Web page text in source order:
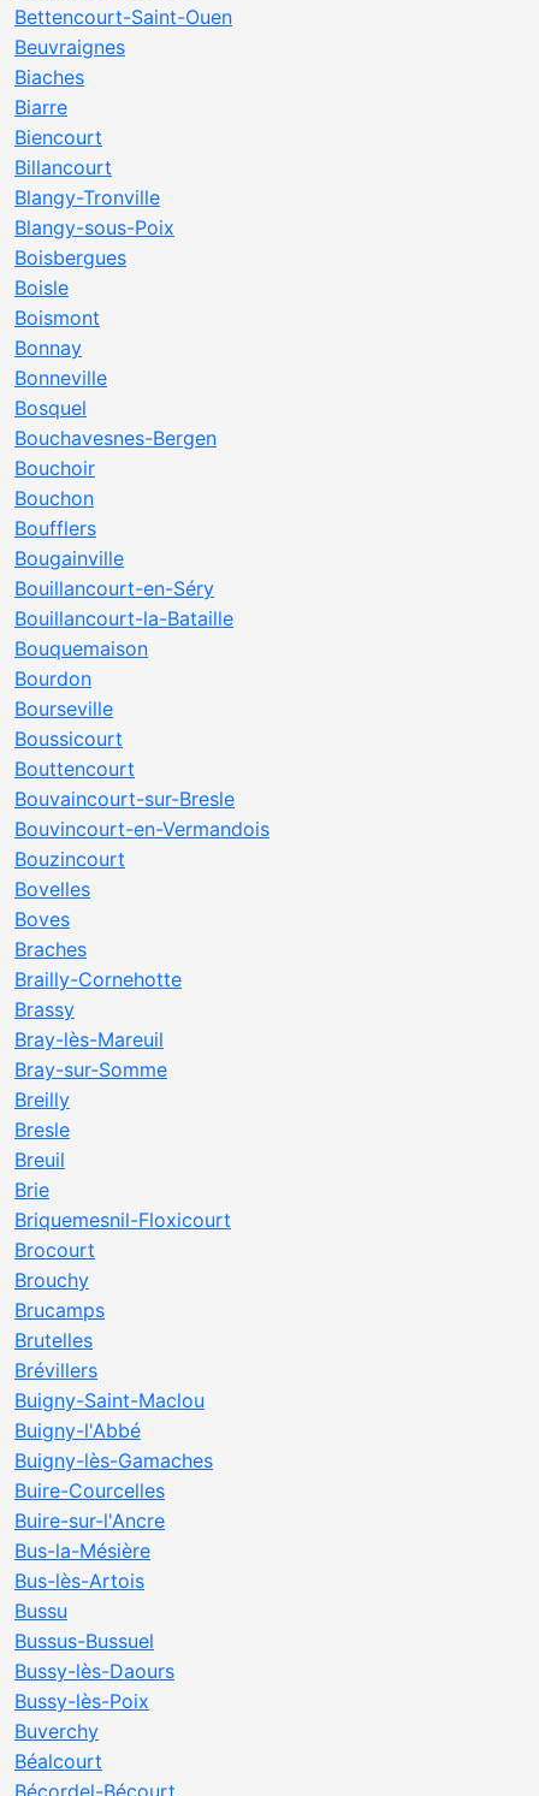
Bettencourt-Saint-Ouen
Beuvraignes
Biaches
Biarre
Biencourt
Billancourt
Blangy-Tronville
Blangy-sous-Poix
Boisbergues
Boisle
Boismont
Bonnay
Bonneville
Bosquel
Bouchavesnes-Bergen
Bouchoir
Bouchon
Boufflers
Bougainville
Bouillancourt-en-Séry
Bouillancourt-la-Bataille
Bouquemaison
Bourdon
Bourseville
Boussicourt
Bouttencourt
Bouvaincourt-sur-Bresle
Bouvincourt-en-Vermandois
Bouzincourt
Bovelles
Boves
Braches
Brailly-Cornehotte
Brassy
Bray-lès-Mareuil
Bray-sur-Somme
Breilly
Bresle
Breuil
Brie
Briquemesnil-Floxicourt
Brocourt
Brouchy
Brucamps
Brutelles
Brévillers
Buigny-Saint-Maclou
Buigny-l'Abbé
Buigny-lès-Gamaches
Buire-Courcelles
Buire-sur-l'Ancre
Bus-la-Mésière
Bus-lès-Artois
Bussu
Bussus-Bussuel
Bussy-lès-Daours
Bussy-lès-Poix
Buverchy
Béalcourt
Bécordel-Bécourt